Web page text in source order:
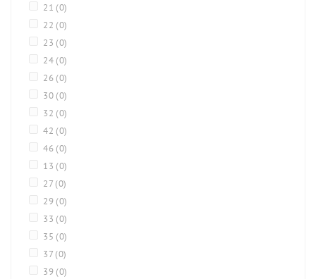
21 (0)
22 (0)
23 (0)
24 (0)
26 (0)
30 (0)
32 (0)
42 (0)
46 (0)
13 (0)
27 (0)
29 (0)
33 (0)
35 (0)
37 (0)
39 (0)